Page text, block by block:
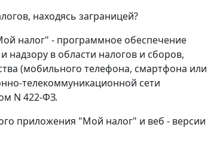
находясь заграницей?
налог" - программное обеспечение
в области налогов и сборов,
(мобильного телефона, смартфона или
телекоммуникационной сети
N 422-ФЗ.
приложения "Мой налог" и веб - версии